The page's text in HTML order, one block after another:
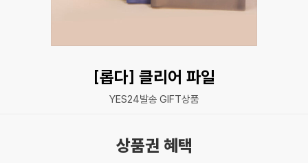
[롭다] 클리어 파일
YES24발송 GIFT상품
상품권 혜택